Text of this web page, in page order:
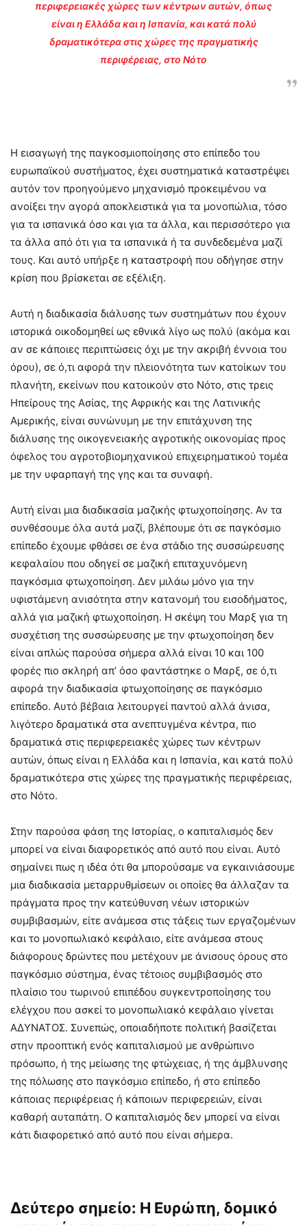
περιφερειακές χώρες των κέντρων αυτών, όπως
είναι η Ελλάδα και η Ισπανία, και κατά πολύ
δραματικότερα στις χώρες της πραγματικής
περιφέρειας, στο Νότο
Η εισαγωγή της παγκοσμιοποίησης στο επίπεδο του
ευρωπαϊκού συστήματος, έχει συστηματικά καταστρέψει
αυτόν τον προηγούμενο μηχανισμό προκειμένου να
ανοίξει την αγορά αποκλειστικά για τα μονοπώλια, τόσο
για τα ισπανικά όσο και για τα άλλα, και περισσότερο για
τα άλλα από ότι για τα ισπανικά ή τα συνδεδεμένα μαζί
τους. Και αυτό υπήρξε η καταστροφή που οδήγησε στην
κρίση που βρίσκεται σε εξέλιξη.
Αυτή η διαδικασία διάλυσης των συστημάτων που έχουν
ιστορικά οικοδομηθεί ως εθνικά λίγο ως πολύ (ακόμα και
αν σε κάποιες περιπτώσεις όχι με την ακριβή έννοια του
όρου), σε ό,τι αφορά την πλειονότητα των κατοίκων του
πλανήτη, εκείνων που κατοικούν στο Νότο, στις τρεις
Ηπείρους της Ασίας, της Αφρικής και της Λατινικής
Αμερικής, είναι συνώνυμη με την επιτάχυνση της
διάλυσης της οικογενειακής αγροτικής οικονομίας προς
όφελος του αγροτοβιομηχανικού επιχειρηματικού τομέα
με την υφαρπαγή της γης και τα συναφή.
Αυτή είναι μια διαδικασία μαζικής φτωχοποίησης. Αν τα
συνθέσουμε όλα αυτά μαζί, βλέπουμε ότι σε παγκόσμιο
επίπεδο έχουμε φθάσει σε ένα στάδιο της συσσώρευσης
κεφαλαίου που οδηγεί σε μαζική επιταχυνόμενη
παγκόσμια φτωχοποίηση. Δεν μιλάω μόνο για την
υφιστάμενη ανισότητα στην κατανομή του εισοδήματος,
αλλά για μαζική φτωχοποίηση. Η σκέψη του Μαρξ για τη
συσχέτιση της συσσώρευσης με την φτωχοποίηση δεν
είναι απλώς παρούσα σήμερα αλλά είναι 10 και 100
φορές πιο σκληρή απ’ όσο φαντάστηκε ο Μαρξ, σε ό,τι
αφορά την διαδικασία φτωχοποίησης σε παγκόσμιο
επίπεδο. Αυτό βέβαια λειτουργεί παντού αλλά άνισα,
λιγότερο δραματικά στα ανεπτυγμένα κέντρα, πιο
δραματικά στις περιφερειακές χώρες των κέντρων
αυτών, όπως είναι η Ελλάδα και η Ισπανία, και κατά πολύ
δραματικότερα στις χώρες της πραγματικής περιφέρειας,
στο Νότο.
Στην παρούσα φάση της Ιστορίας, ο καπιταλισμός δεν
μπορεί να είναι διαφορετικός από αυτό που είναι. Αυτό
σημαίνει πως η ιδέα ότι θα μπορούσαμε να εγκαινιάσουμε
μια διαδικασία μεταρρυθμίσεων οι οποίες θα άλλαζαν τα
πράγματα προς την κατεύθυνση νέων ιστορικών
συμβιβασμών, είτε ανάμεσα στις τάξεις των εργαζομένων
και το μονοπωλιακό κεφάλαιο, είτε ανάμεσα στους
διάφορους δρώντες που μετέχουν με άνισους όρους στο
παγκόσμιο σύστημα, ένας τέτοιος συμβιβασμός στο
πλαίσιο του τωρινού επιπέδου συγκεντροποίησης του
ελέγχου που ασκεί το μονοπωλιακό κεφάλαιο γίνεται
ΑΔΥΝΑΤΟΣ. Συνεπώς, οποιαδήποτε πολιτική βασίζεται
στην προοπτική ενός καπιταλισμού με ανθρώπινο
πρόσωπο, ή της μείωσης της φτώχειας, ή της άμβλυνσης
της πόλωσης στο παγκόσμιο επίπεδο, ή στο επίπεδο
κάποιας περιφέρειας ή κάποιων περιφερειών, είναι
καθαρή αυταπάτη. Ο καπιταλισμός δεν μπορεί να είναι
κάτι διαφορετικό από αυτό που είναι σήμερα.
Δεύτερο σημείο: Η Ευρώπη, δομικό